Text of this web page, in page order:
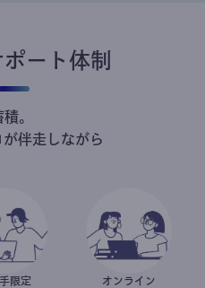
ート体制
。
伴走しながら
限定
オンライン